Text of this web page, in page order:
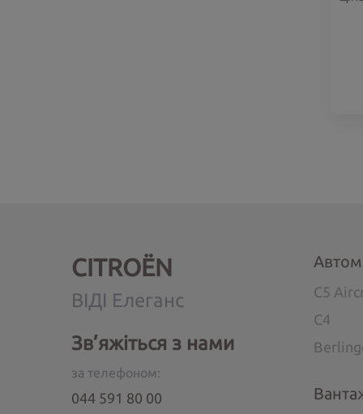
CITROËN
ВІДІ Елеганс
Зв’яжіться з нами
за телефоном:
044 591 80 00
C5
C4